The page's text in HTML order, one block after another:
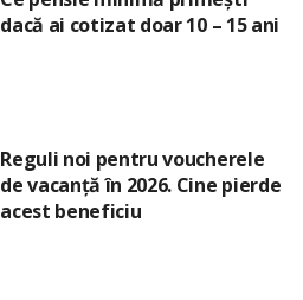
dacă ai cotizat doar 10 – 15 ani
Reguli noi pentru voucherele
de vacanță în 2026. Cine pierde
acest beneficiu